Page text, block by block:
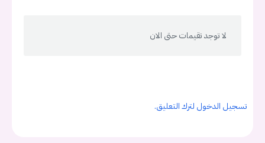
لا توجد تقيمات حتى الان
تسجيل الدخول لترك التعليق.